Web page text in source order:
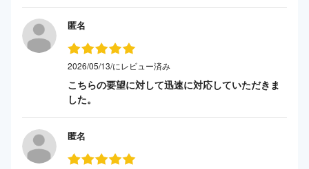
匿名
2026/05/13/にレビュー済み
こちらの要望に対して迅速に対応していただきま
した。
匿名